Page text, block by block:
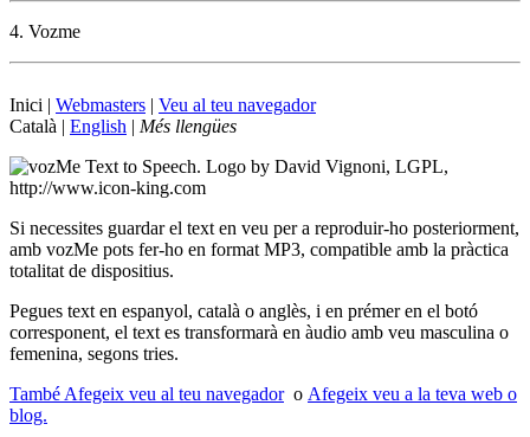
4. Vozme
Inici | Webmasters | Veu al teu navegador
Català | English | Més llengües
Si necessites guardar el text en veu per a reproduir-ho posteriorment,
amb vozMe pots fer-ho en format MP3, compatible amb la pràctica
totalitat de dispositius.
Pegues text en espanyol, català o anglès, i en prémer en el botó
corresponent, el text es transformarà en àudio amb veu masculina o
femenina, segons tries.
També Afegeix veu al teu navegadoro Afegeix veu a la teva web o
blog.